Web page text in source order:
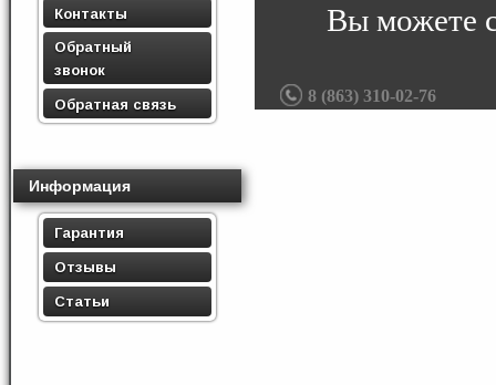
Контакты
Обратный
звонок
Обратная связь
Информация
Гарантия
Отзывы
Статьи
Вы можете
8 (863) 310-02-76